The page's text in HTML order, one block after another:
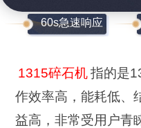
60s急速响应
1315碎石机 指的是
作效率高，能耗低、
益高，非常受用户青